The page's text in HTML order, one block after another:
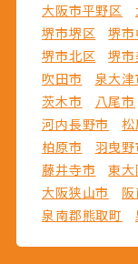
大阪市平野区
堺市堺区
堺
堺市北区
堺
吹田市
泉大津
茨木市
八尾市
河内長野市
松
柏原市
羽曳野
藤井寺市
東大
大阪狭山市
泉南郡熊取町